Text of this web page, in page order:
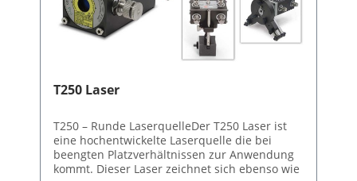
T250 Laser
T250 – Runde LaserquelleDer T250 Laser ist
eine hochentwickelte Laserquelle die bei
beengten Platzverhältnissen zur Anwendung
kommt. Dieser Laser zeichnet sich ebenso wie